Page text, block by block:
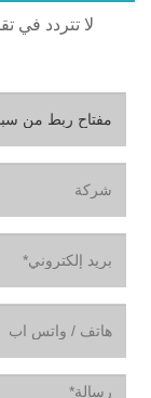
لا تتردد في